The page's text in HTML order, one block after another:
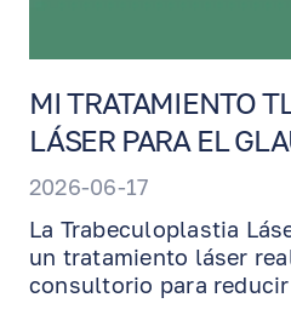
MI TRATAMIENTO
LÁSER PARA EL
2026-06-17
La Trabeculoplastia
un tratamiento láser
consultorio para